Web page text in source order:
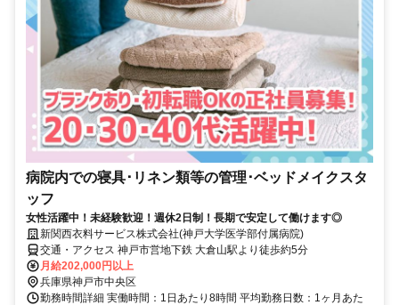
病院内での寝具･リネン類等の管理･ベッドメイクスタ
ッフ
女性活躍中！未経験歓迎！週休2日制！長期で安定して働けます◎
新関西衣料サービス株式会社(神戸大学医学部付属病院)
交通・アクセス 神戸市営地下鉄 大倉山駅より徒歩約5分
月給202,000円以上
兵庫県神戸市中央区
勤務時間詳細 実働時間：1日あたり8時間 平均勤務日数：1ヶ月あた